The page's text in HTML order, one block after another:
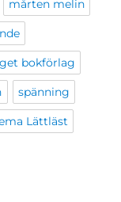
mårten melin
bokförlag
spänning
Lättläst